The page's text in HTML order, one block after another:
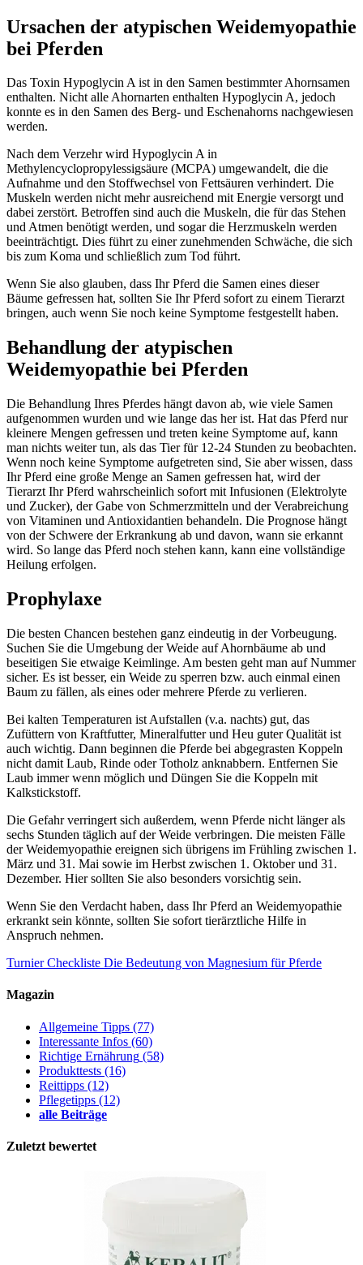
Ursachen der atypischen Weidemyopathie
bei Pferden
Das Toxin Hypoglycin A ist in den Samen bestimmter Ahornsamen
enthalten. Nicht alle Ahornarten enthalten Hypoglycin A, jedoch
konnte es in den Samen des Berg- und Eschenahorns nachgewiesen
werden.
Nach dem Verzehr wird Hypoglycin A in
Methylencyclopropylessigsäure (MCPA) umgewandelt, die die
Aufnahme und den Stoffwechsel von Fettsäuren verhindert. Die
Muskeln werden nicht mehr ausreichend mit Energie versorgt und
dabei zerstört. Betroffen sind auch die Muskeln, die für das Stehen
und Atmen benötigt werden, und sogar die Herzmuskeln werden
beeinträchtigt. Dies führt zu einer zunehmenden Schwäche, die sich
bis zum Koma und schließlich zum Tod führt.
Wenn Sie also glauben, dass Ihr Pferd die Samen eines dieser
Bäume gefressen hat, sollten Sie Ihr Pferd sofort zu einem Tierarzt
bringen, auch wenn Sie noch keine Symptome festgestellt haben.
Behandlung der atypischen
Weidemyopathie bei Pferden
Die Behandlung Ihres Pferdes hängt davon ab, wie viele Samen
aufgenommen wurden und wie lange das her ist. Hat das Pferd nur
kleinere Mengen gefressen und treten keine Symptome auf, kann
man nichts weiter tun, als das Tier für 12-24 Stunden zu beobachten.
Wenn noch keine Symptome aufgetreten sind, Sie aber wissen, dass
Ihr Pferd eine große Menge an Samen gefressen hat, wird der
Tierarzt Ihr Pferd wahrscheinlich sofort mit Infusionen (Elektrolyte
und Zucker), der Gabe von Schmerzmitteln und der Verabreichung
von Vitaminen und Antioxidantien behandeln. Die Prognose hängt
von der Schwere der Erkrankung ab und davon, wann sie erkannt
wird. So lange das Pferd noch stehen kann, kann eine vollständige
Heilung erfolgen.
Prophylaxe
Die besten Chancen bestehen ganz eindeutig in der Vorbeugung.
Suchen Sie die Umgebung der Weide auf Ahornbäume ab und
beseitigen Sie etwaige Keimlinge. Am besten geht man auf Nummer
sicher. Es ist besser, ein Weide zu sperren bzw. auch einmal einen
Baum zu fällen, als eines oder mehrere Pferde zu verlieren.
​​Bei kalten Temperaturen ist Aufstallen (v.a. nachts) gut, das
Zufüttern von Kraftfutter, Mineralfutter und Heu guter Qualität ist
auch wichtig. Dann beginnen die Pferde bei abgegrasten Koppeln
nicht damit Laub, Rinde oder Totholz anknabbern. Entfernen Sie
Laub immer wenn möglich und Düngen Sie die Koppeln mit
Kalkstickstoff.
Die Gefahr verringert sich außerdem, wenn Pferde nicht länger als
sechs Stunden täglich auf der Weide verbringen. Die meisten Fälle
der Weidemyopathie ereignen sich übrigens im Frühling zwischen 1.
März und 31. Mai sowie im Herbst zwischen 1. Oktober und 31.
Dezember. Hier sollten Sie also besonders vorsichtig sein.
Wenn Sie den Verdacht haben, dass Ihr Pferd an Weidemyopathie
erkrankt sein könnte, sollten Sie sofort tierärztliche Hilfe in
Anspruch nehmen.
Turnier Checkliste Die Bedeutung von Magnesium für Pferde
Magazin
Allgemeine Tipps (77)
Interessante Infos (60)
Richtige Ernährung (58)
Produkttests (16)
Reittipps (12)
Pflegetipps (12)
alle Beiträge
Zuletzt bewertet